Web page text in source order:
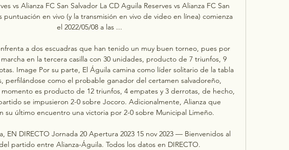
vs Alianza FC San Salvador La CD Aguila Reserves vs Alianza FC San
puntuación en vivo (y la transmisión en vivo de video en línea) comienza
el 2022/05/08 a las ...
a dos escuadras que han tenido un muy buen torneo, pues por
en la tercera casilla con 30 unidades, producto de 7 triunfos, 9
Image Por su parte, El Águila camina como líder solitario de la tabla
perfilándose como el probable ganador del certamen salvadoreño,
es producto de 12 triunfos, 4 empates y 3 derrotas, de hecho,
se impusieron 2-0 sobre Jocoro. Adicionalmente, Alianza que
su último encuentro una victoria por 2-0 sobre Municipal Limeño.
EN DIRECTO Jornada 20 Apertura 2023 15 nov 2023 — Bienvenidos al
partido entre Alianza-Águila. Todos los datos en DIRECTO.